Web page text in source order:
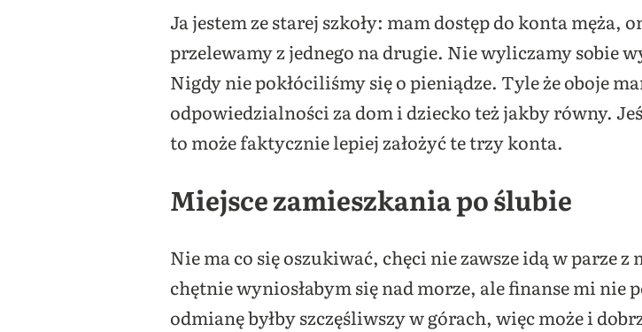
Ja jestem ze starej szkoły: mam dostęp do konta męża,
przelewamy z jednego na drugie. Nie wyliczamy sobie
Nigdy nie pokłóciliśmy się o pieniądze. Tyle że oboje
odpowiedzialności za dom i dziecko też jakby równy.
to może faktycznie lepiej założyć te trzy konta.
Miejsce zamieszkania po ślubie
Nie ma co się oszukiwać, chęci nie zawsze idą w parze
chętnie wyniosłabym się nad morze, ale finanse mi nie
odmianę byłby szczęśliwszy w górach, więc może i